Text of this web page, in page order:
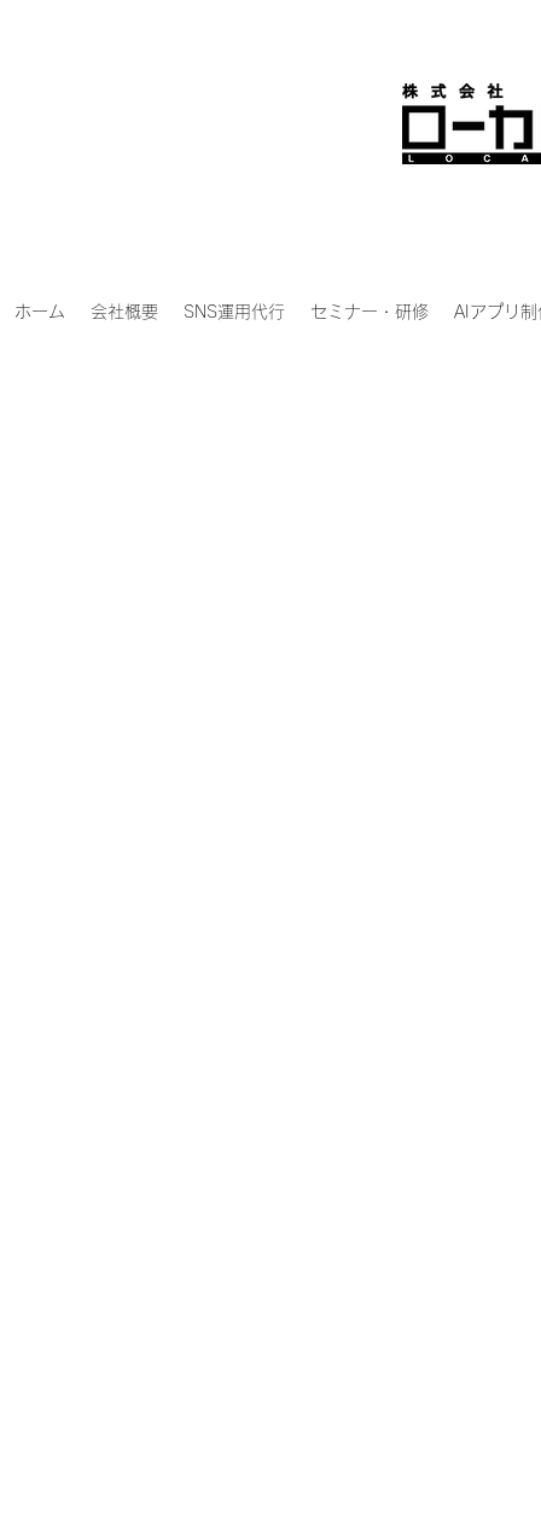
ホーム 会社概要 SNS運用代行 セミナー・研修 AIアプリ制